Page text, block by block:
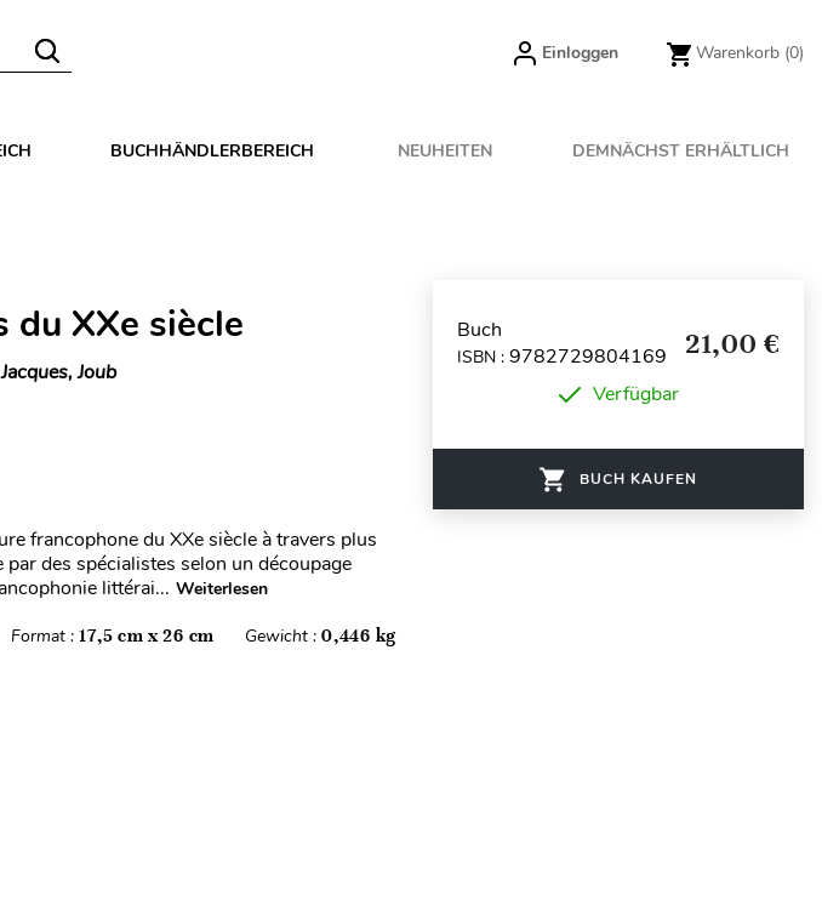
Einloggen Warenkorb (0)
BUCHHÄNDLERBEREICH NEUHEITEN DEMNÄCHST ERHÄLTLICH
du XXe siècle
Joub
francophone du XXe siècle à travers plus
des spécialistes selon un découpage
littérai... Weiterlesen
Format :17,5 cm x 26 cm Gewicht :0,446 kg
Buch
ISBN : 9782729804169 21,00 €
Verfügbar
BUCH KAUFEN